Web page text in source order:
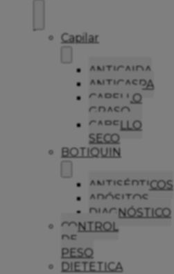
Capilar
ANTICAIDA
ANTICASPA
CABELLO
GRASO
CABELLO
SECO
BOTIQUIN
ANTISÉPTICOS
APÓSITOS
DIAGNÓSTICO
CONTROL
DE
PESO
DIETETICA